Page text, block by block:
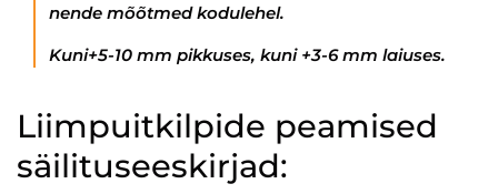
nende mõõtmed kodulehel.
Kuni+5-10 mm pikkuses, kuni +3-6 mm laiuses.
Liimpuitkilpide peamised
säilituseeskirjad: